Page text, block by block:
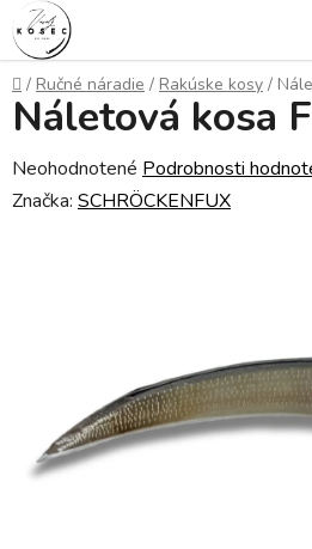
Prejsť
na
obsah
Domov
/ Ručné náradie / Rakúske kosy /
Náletová kosa
Priemerné
hodnotenie
Neohodnotené Podrobnosti
Značka: SCHRÖCKENFUX